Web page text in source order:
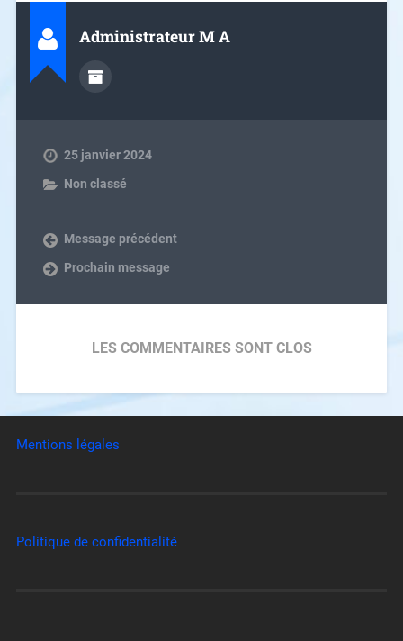
Administrateur M A
25 janvier 2024
Non classé
Message précédent
Prochain message
LES COMMENTAIRES SONT CLOS
Mentions légales
Politique de confidentialité